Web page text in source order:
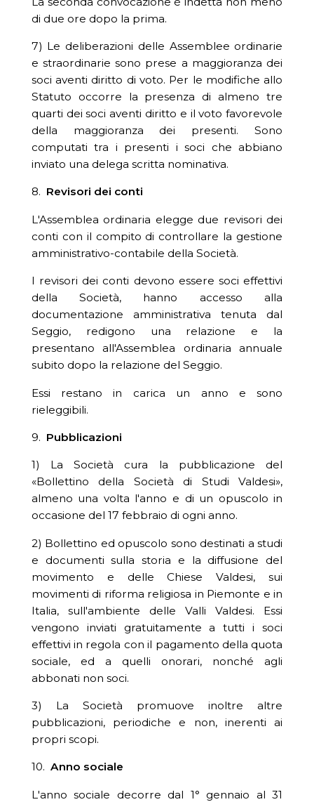
di due ore dopo la prima.
7) Le deliberazioni delle Assemblee ordinarie
e straordinarie sono prese a maggioranza dei
soci aventi diritto di voto. Per le modifiche allo
Statuto occorre la presenza di almeno tre
quarti dei soci aventi diritto e il voto favorevole
della maggioranza dei presenti. Sono
computati tra i presenti i soci che abbiano
inviato una delega scritta nominativa.
8. Revisori dei conti
L'Assemblea ordinaria elegge due revisori dei
conti con il compito di controllare la gestione
amministrativo-contabile della Società.
I revisori dei conti devono essere soci effettivi
della Società, hanno accesso alla
documentazione amministrativa tenuta dal
Seggio, redigono una relazione e la
presentano all'Assemblea ordinaria annuale
subito dopo la relazione del Seggio.
Essi restano in carica un anno e sono
rieleggibili.
9. Pubblicazioni
1) La Società cura la pubblicazione del
«Bollettino della Società di Studi Valdesi»,
almeno una volta l'anno e di un opuscolo in
occasione del 17 febbraio di ogni anno.
2) Bollettino ed opuscolo sono destinati a studi
e documenti sulla storia e la diffusione del
movimento e delle Chiese Valdesi, sui
movimenti di riforma religiosa in Piemonte e in
Italia, sull'ambiente delle Valli Valdesi. Essi
vengono inviati gratuitamente a tutti i soci
effettivi in regola con il pagamento della quota
sociale, ed a quelli onorari, nonché agli
abbonati non soci.
3) La Società promuove inoltre altre
pubblicazioni, periodiche e non, inerenti ai
propri scopi.
10. Anno sociale
L'anno sociale decorre dal 1° gennaio al 31